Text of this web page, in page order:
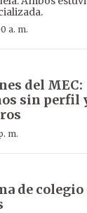
a. m.
del MEC:
sin perfil
m.
de colegio